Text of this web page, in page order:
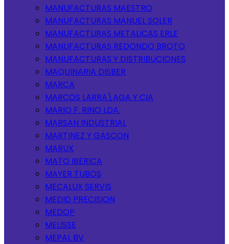
MANUFACTURAS MAESTRO
MANUFACTURAS MANUEL SOLER
MANUFACTURAS METALICAS ERLE
MANUFACTURAS REDONDO BROTO
MANUFACTURAS Y DISTRIBUCIONES
MAQUINARIA DISBER
MARCA
MARCOS LARRA\AGA Y CIA
MARIO F. RINO LDA.
MARSAN INDUSTRIAL
MARTINEZ Y GASCON
MARUX
MATO IBERICA
MAYER TUBOS
MECALUX SERVIS
MEDID PRECISION
MEDOP
MELISSE
MEPAL BV